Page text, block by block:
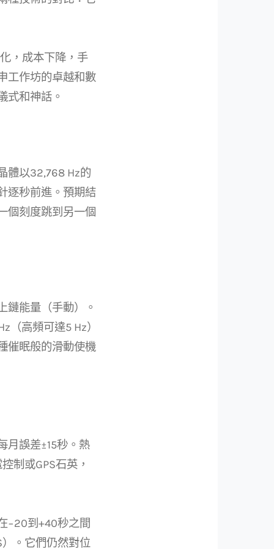
，成本下降，手
工作坊的卓越和數
式和神話。
體以32,768 Hz的
逐秒前進。預期結
個刻度跳到另一個
鏈能量（手動）。
（高頻可達5 Hz）
催眠般的滑動使機
月誤差±15秒。熱
制或GPS石英，
−20到+40秒之間
。它們仍然對位